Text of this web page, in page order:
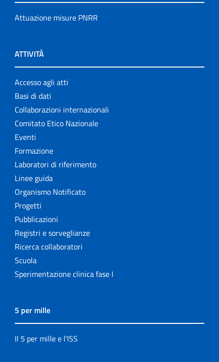
Attuazione misure PNRR
ATTIVITÀ
Accesso agli atti
Basi di dati
Collaborazioni internazionali
Comitato Etico Nazionale
Eventi
Formazione
Laboratori di riferimento
Linee guida
Organismo Notificato
Progetti
Pubblicazioni
Registri e sorveglianze
Ricerca collaboratori
Scuola
Sperimentazione clinica fase I
5 per mille
Il 5 per mille e l'ISS